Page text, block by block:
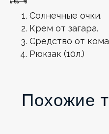
Солнечные очки.
Крем от загара.
Средство от
Рюкзак (10л.)
Похожие